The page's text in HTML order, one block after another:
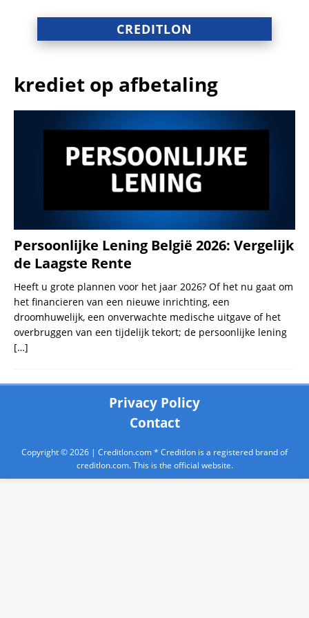
CREDITLON
krediet op afbetaling
Persoonlijke Lening België 2026: Vergelijk
de Laagste Rente
Heeft u grote plannen voor het jaar 2026? Of het nu gaat om
het financieren van een nieuwe inrichting, een
droomhuwelijk, een onverwachte medische uitgave of het
overbruggen van een tijdelijk tekort; de persoonlijke lening
[…]
Privacy Policy
Contact
Copyright © 2026 | Creditlon.com* Creditlon is a registered brand of
creditlon.com. This is the official website.